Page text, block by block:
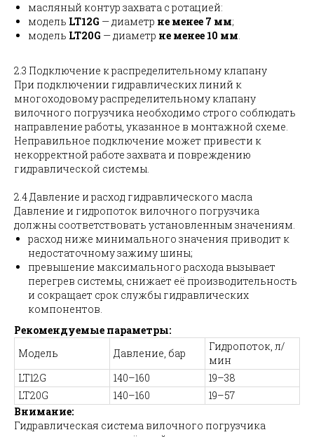
масляный контур захвата с ротацией:
модель LT12G — диаметр не менее 7 мм;
модель LT20G — диаметр не менее 10 мм.
2.3 Подключение к распределительному клапану
При подключении гидравлических линий к
многоходовому распределительному клапану
вилочного погрузчика необходимо строго соблюдать
направление работы, указанное в монтажной схеме.
Неправильное подключение может привести к
некорректной работе захвата и повреждению
гидравлической системы.
2.4 Давление и расход гидравлического масла
Давление и гидропоток вилочного погрузчика
должны соответствовать установленным значениям.
расход ниже минимального значения приводит к
недостаточному зажиму шины;
превышение максимального расхода вызывает
перегрев системы, снижает её производительность
и сокращает срок службы гидравлических
компонентов.
Рекомендуемые параметры:
Модель
Давление, бар
Гидропоток, л/
мин
LT12G
140–160
19–38
LT20G
140–160
19–57
Внимание:
Гидравлическая система вилочного погрузчика